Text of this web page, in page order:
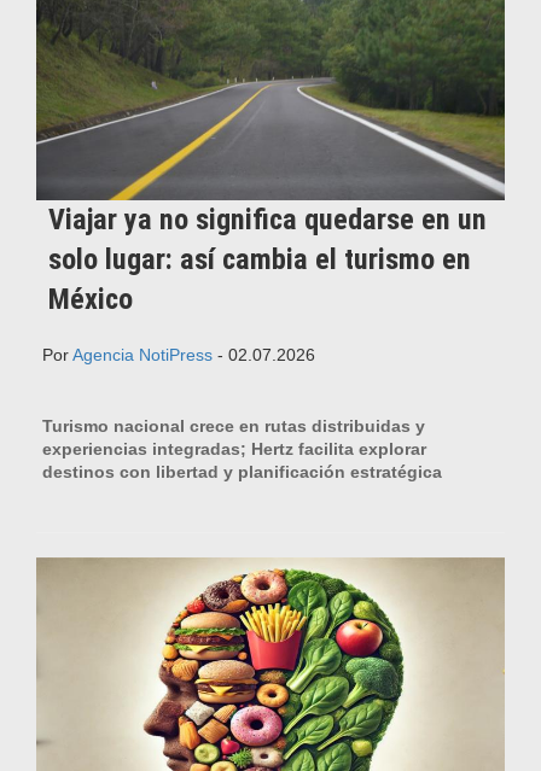
Viajar ya no significa quedarse en un
solo lugar: así cambia el turismo en
México
PorAgencia NotiPress - 02.07.2026
Turismo nacional crece en rutas distribuidas y
experiencias integradas; Hertz facilita explorar
destinos con libertad y planificación estratégica